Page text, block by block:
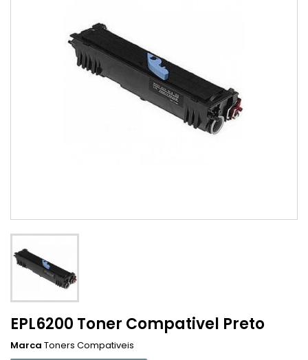
EPL6200 Toner Compativel Preto
Marca Toners Compativeis